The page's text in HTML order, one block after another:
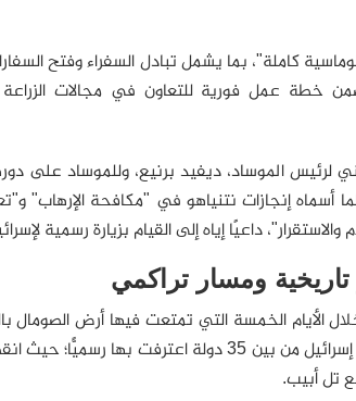
كاملة"، بما يشمل تبادل السفراء وفتح
خطة عمل فورية للتعاون في مجالات الزراعة
لرئيس الموساد، ديفيد برنيع، وللموساد على
أسماه إنجازات نتنياهو في "مكافحة الإرهاب"
داعيًا إياه إلى القيام بزيارة رسمية
ومسار تراكمي
الأيام الخمسة التي تمتعت فيها أرض الصومال
عن بريطانيا، عام 1960، وقبل وحدتها مع الصومال الإيطالي، كانت إسرائيل من بين
تل أبيب.